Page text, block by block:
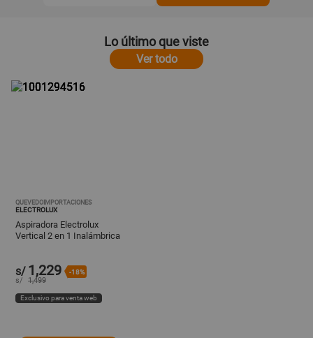
Lo último que viste
Ver todo
QUEVEDOIMPORTACIONES
ELECTROLUX
Aspiradora Electrolux
Vertical 2 en 1 Inalámbrica
(ERG27)
s/ 1,229 -18%
s/ 1,499
Exclusivo para venta web